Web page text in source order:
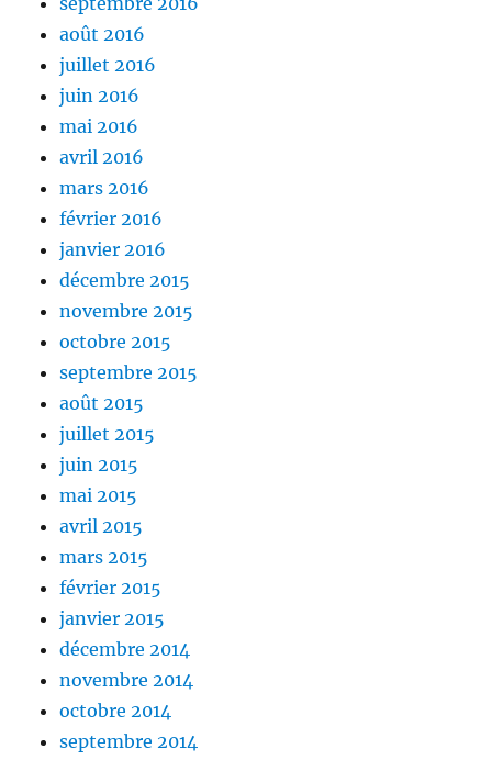
août 2016
juillet 2016
juin 2016
mai 2016
avril 2016
mars 2016
février 2016
janvier 2016
décembre 2015
novembre 2015
octobre 2015
septembre 2015
août 2015
juillet 2015
juin 2015
mai 2015
avril 2015
mars 2015
février 2015
janvier 2015
décembre 2014
novembre 2014
octobre 2014
septembre 2014